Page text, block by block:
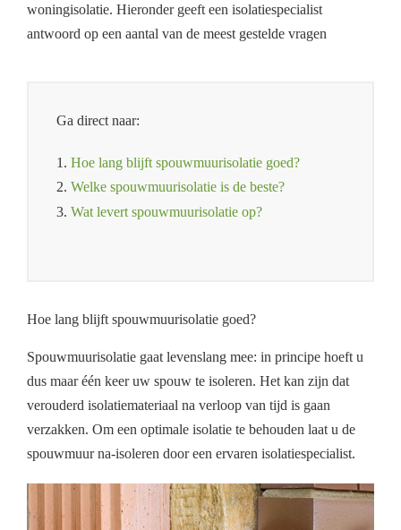
woningisolatie. Hieronder geeft een isolatiespecialist
antwoord op een aantal van de meest gestelde vragen
Ga direct naar:
1. Hoe lang blijft spouwmuurisolatie goed?
2. Welke spouwmuurisolatie is de beste?
3. Wat levert spouwmuurisolatie op?
Hoe lang blijft spouwmuurisolatie goed?
Spouwmuurisolatie gaat levenslang mee: in principe hoeft u
dus maar één keer uw spouw te isoleren. Het kan zijn dat
verouderd isolatiemateriaal na verloop van tijd is gaan
verzakken. Om een optimale isolatie te behouden laat u de
spouwmuur na-isoleren door een ervaren isolatiespecialist.